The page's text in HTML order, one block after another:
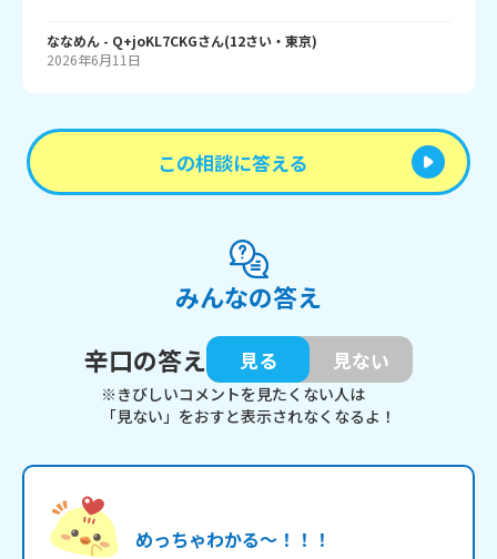
ななめん - Q+joKL7CKGさん(12さい・ 東京)
2026年6月11日
この相談に答える
みんなの答え
辛口の答え
見る 見ない
※きびしいコメントを見たくない人は
「見ない」をおすと表示されなくなるよ！
めっちゃわかる～！！！